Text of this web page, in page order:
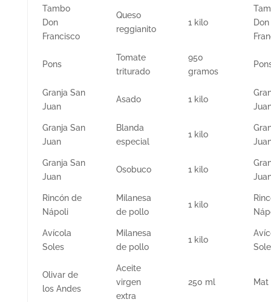
Tambo
Don
Francisco
Queso
reggianito
1 kilo
Don
Pons
Tomate
triturado
950
gramos
Granja San
Juan
Asado 1 kilo
Granja San
Juan
Blanda
especial
1 kilo
Granja San
Juan
Osobuco 1 kilo
Rincón de
Nápoli
Milanesa
de pollo
1 kilo
Avícola
Soles
Milanesa
de pollo
1 kilo
Olivar de
los Andes
Aceite
virgen
extra
250 ml Mat